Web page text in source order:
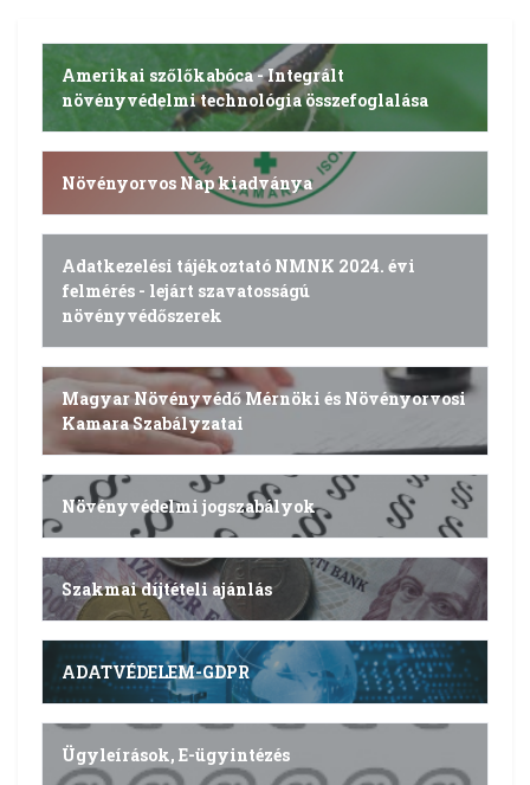
Amerikai szőlőkabóca - Integrált
növényvédelmi technológia összefoglalása
Növényorvos Nap kiadványa
Adatkezelési tájékoztató NMNK 2024. évi
felmérés - lejárt szavatosságú
növényvédőszerek
Magyar Növényvédő Mérnöki és Növényorvosi
Kamara Szabályzatai
Növényvédelmi jogszabályok
Szakmai díjtételi ajánlás
ADATVÉDELEM-GDPR
Ügyleírások, E-ügyintézés